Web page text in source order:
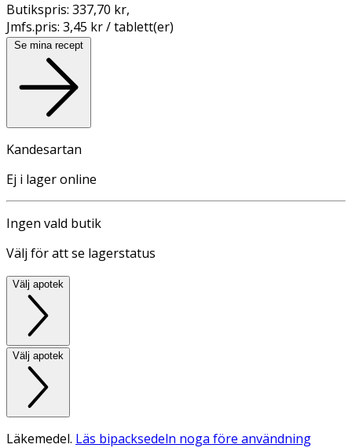
Butikspris: 337,70 kr,
Jmfs.pris: 3,45 kr / tablett(er)
Se mina recept
Kandesartan
Ej i lager online
Ingen vald butik
Välj för att se lagerstatus
Välj apotek
Välj apotek
Läkemedel. Läs bipacksedeln noga före användning